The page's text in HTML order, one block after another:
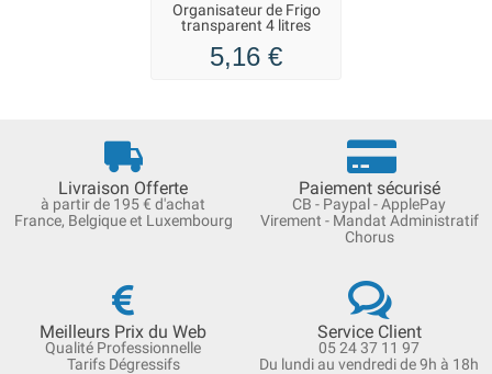
Organisateur de Frigo
transparent 4 litres
5,16 €
Livraison Offerte
à partir de 195 € d'achat
France, Belgique et Luxembourg
Paiement sécurisé
CB - Paypal - ApplePay
Virement - Mandat Administratif
Chorus
Meilleurs Prix du Web
Qualité Professionnelle
Tarifs Dégressifs
Service Client
05 24 37 11 97
Du lundi au vendredi de 9h à 18h